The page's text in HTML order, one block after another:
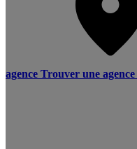
agence Trouver une agence